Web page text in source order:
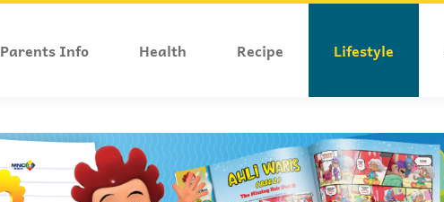
Parents Info Health Recipe Lifestyle